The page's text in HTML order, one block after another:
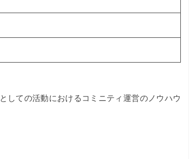
しての活動におけるコミニティ運営のノウハウ